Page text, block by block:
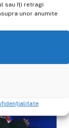
sau îți retragi
unor anumite
DNA Cei 6
Bistrița-